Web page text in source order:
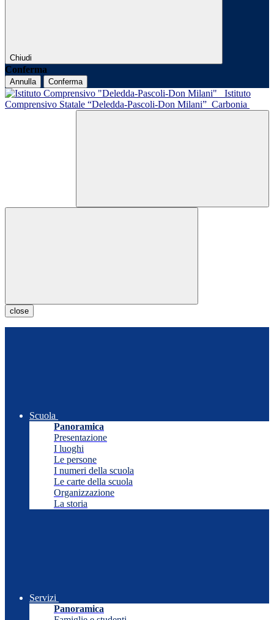
Chiudi
Conferma
Annulla Conferma
Istituto
Comprensivo Statale “Deledda-Pascoli-Don Milani” Carbonia
close
Scuola
Panoramica
Presentazione
I luoghi
Le persone
I numeri della scuola
Le carte della scuola
Organizzazione
La storia
Servizi
Panoramica